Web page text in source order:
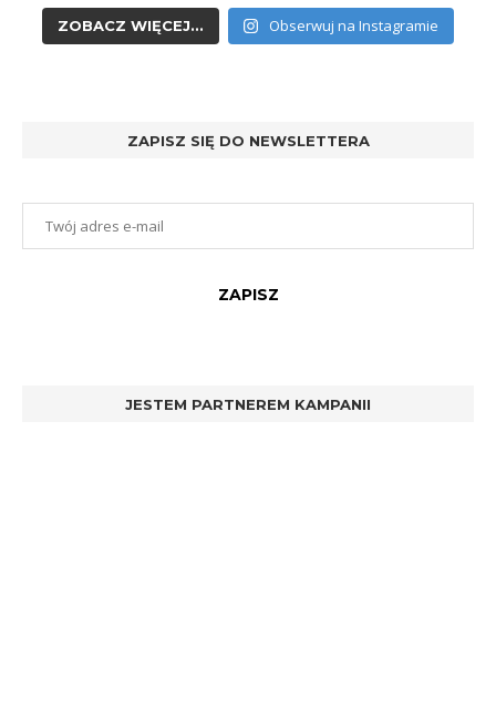
ZOBACZ WIĘCEJ... Obserwuj na Instagramie
ZAPISZ SIĘ DO NEWSLETTERA
JESTEM PARTNEREM KAMPANII